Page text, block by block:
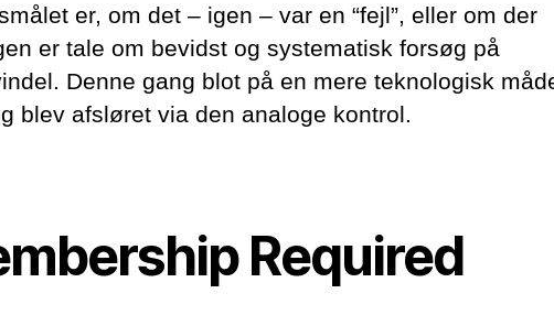
er, om det – igen – var en “fejl”, eller om der
er tale om bevidst og systematisk forsøg på
Denne gang blot på en mere teknologisk
blev afsløret via den analoge kontrol.
Required